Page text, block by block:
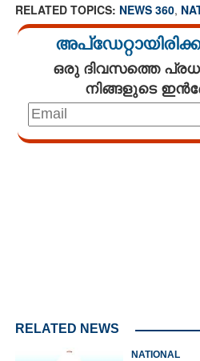
RELATED TOPICS: NEWS 360,
ഒരു ദിവസത്തെ
നിങ്ങളുടെ
RELATED NEWS
NATIONAL